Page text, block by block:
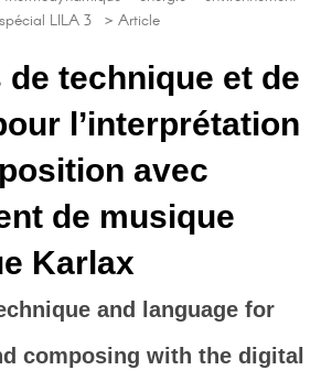
LILA 3 > Article
de technique et de
l’interprétation
avec
de musique
Karlax
and language for
composing with the digital